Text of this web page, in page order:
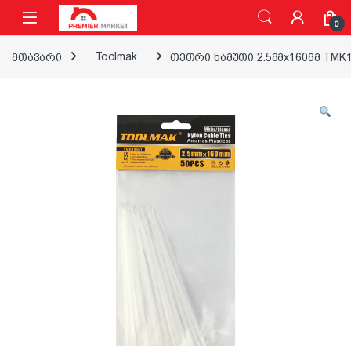
ნავიგაციაზე გადასვლა
შინაარსზე გადასვლა
0
მთავარი Toolmak თეთრი ხამუთი 2.5მმx160მმ